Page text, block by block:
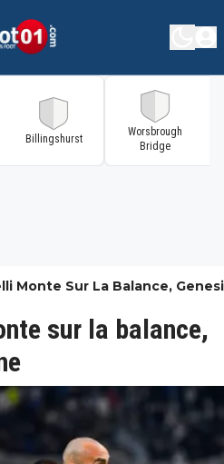
Billingshurst
Worsbrough
Bridge
Monte Sur La Balance,
sur la balance,